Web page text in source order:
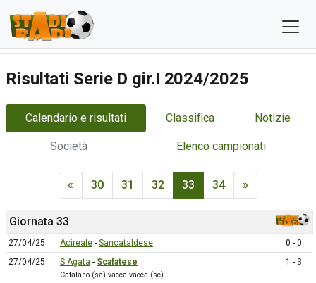
Risultati Serie D gir.I 2024/2025
Calendario e risultati Classifica Notizie
Società Elenco campionati
« 30 31 32 33 34 »
Giornata 33
27/04/25 Acireale - Sancataldese
0 - 0
27/04/25
S.Agata - Scafatese
Catalano (sa) vacca vacca (sc)
1 - 3